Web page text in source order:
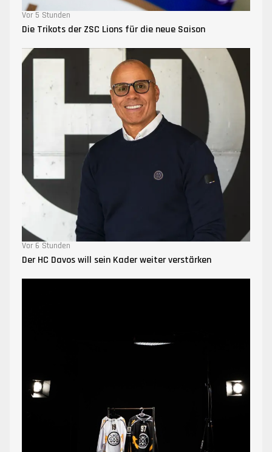
Vor 5 Stunden
Die Trikots der ZSC Lions für die neue Saison
Vor 6 Stunden
Der HC Davos will sein Kader weiter verstärken